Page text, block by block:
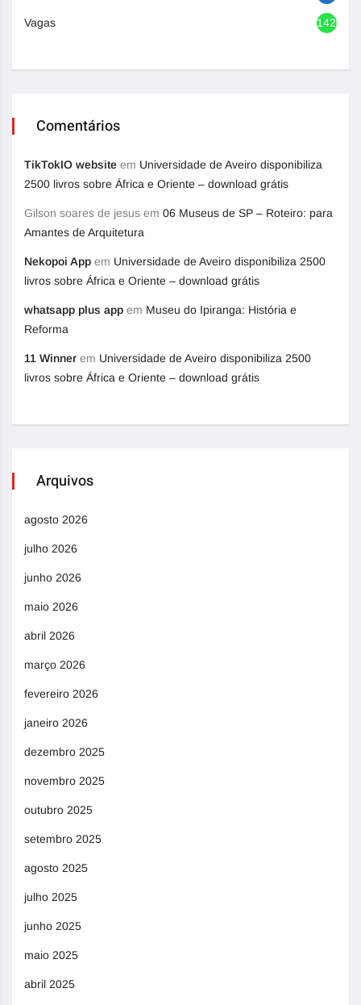
Vagas 1420
Comentários
TikTokIO website em Universidade de Aveiro disponibiliza
2500 livros sobre África e Oriente – download grátis
Gilson soares de jesus em 06 Museus de SP – Roteiro: para
Amantes de Arquitetura
Nekopoi App em Universidade de Aveiro disponibiliza 2500
livros sobre África e Oriente – download grátis
whatsapp plus app em Museu do Ipiranga: História e
Reforma
11 Winner em Universidade de Aveiro disponibiliza 2500
livros sobre África e Oriente – download grátis
Arquivos
agosto 2026
julho 2026
junho 2026
maio 2026
abril 2026
março 2026
fevereiro 2026
janeiro 2026
dezembro 2025
novembro 2025
outubro 2025
setembro 2025
agosto 2025
julho 2025
junho 2025
maio 2025
abril 2025